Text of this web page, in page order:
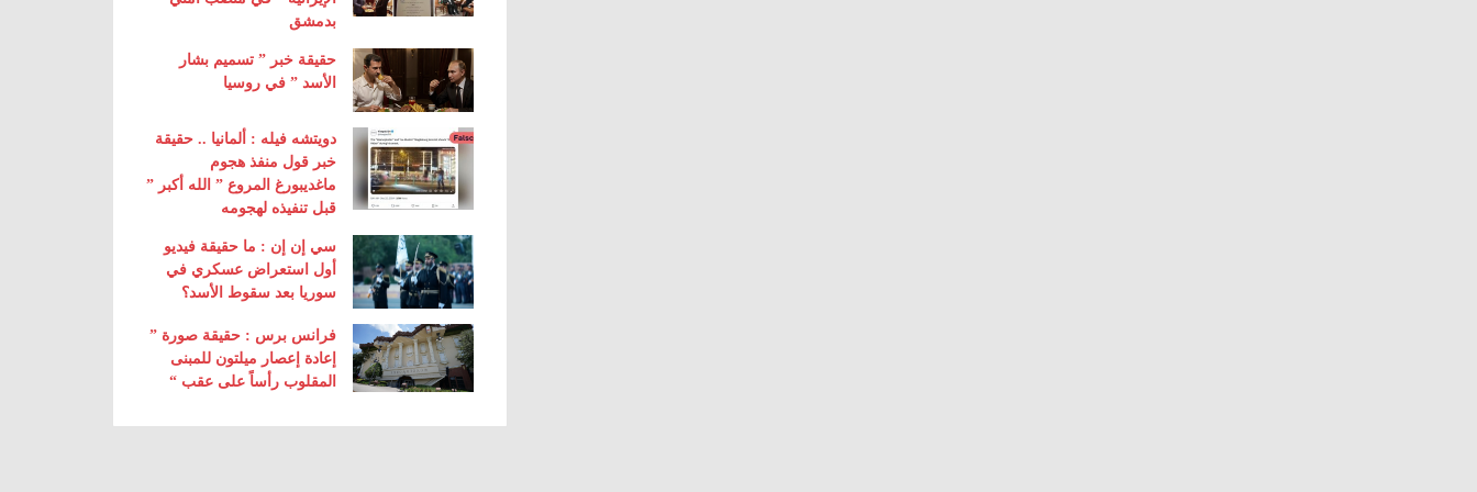
بدمشق
حقيقة خبر ” تسميم بشار
الأسد ” في روسيا
دويتشه فيله : ألمانيا .. حقيقة
خبر قول منفذ هجوم
ماغديبورغ المروع ” الله أكبر ”
قبل تنفيذه لهجومه
سي إن إن : ما حقيقة فيديو
أول استعراض عسكري في
سوريا بعد سقوط الأسد؟
فرانس برس : حقيقة صورة ”
إعادة إعصار ميلتون للمبنى
المقلوب رأساً على عقب “